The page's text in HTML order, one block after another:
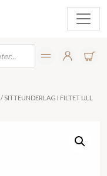
/ SITTEUNDERLAG I FILTET ULL